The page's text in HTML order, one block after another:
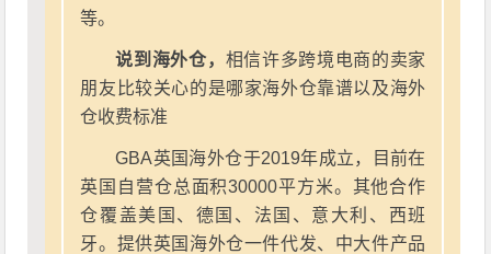
等。
说到海外仓， 相信许多跨境电商的卖家
朋友比较关心的是哪家海外仓靠谱以及海外
仓收费标准
GBA英国海外仓于2019年成立，目前在
英国自营仓总面积30000平方米。其他合作
仓覆盖美国、德国、法国、意大利、西班
牙。提供英国海外仓一件代发、中大件产品